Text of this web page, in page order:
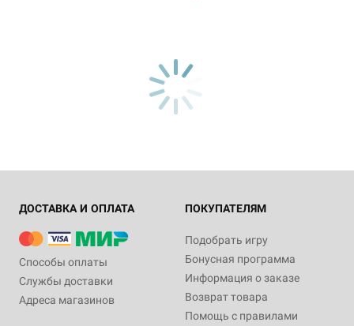
ДОСТАВКА И ОПЛАТА
Способы оплаты
Службы доставки
Адреса магазинов
ПОКУПАТЕЛЯМ
Подобрать игру
Бонусная программа
Информация о заказе
Возврат товара
Помощь с правилами